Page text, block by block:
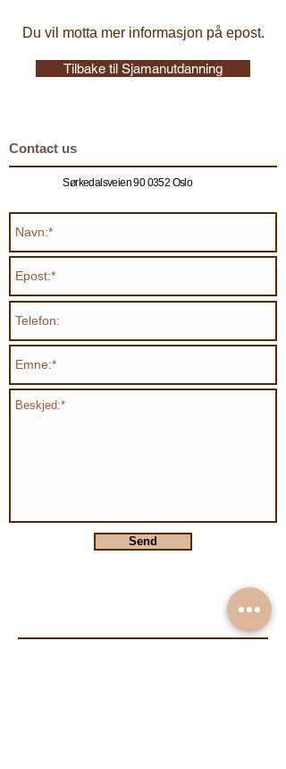
Du vil motta mer informasjon på epost.
Tilbake til Sjamanutdanning
Contact us
Sørkedalsveien 90 0352 Oslo
Send